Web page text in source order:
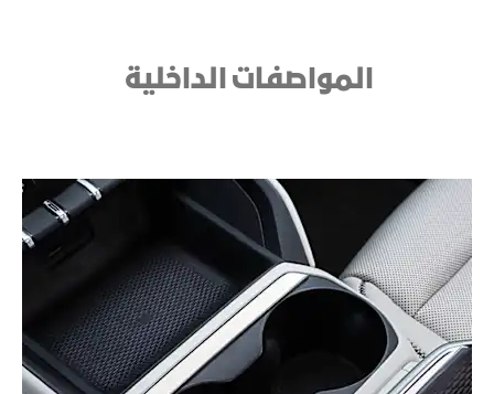
المواصفات الداخلية